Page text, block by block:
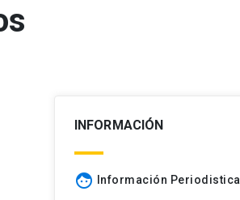
INFORMACIÓN
face Información Periodistica